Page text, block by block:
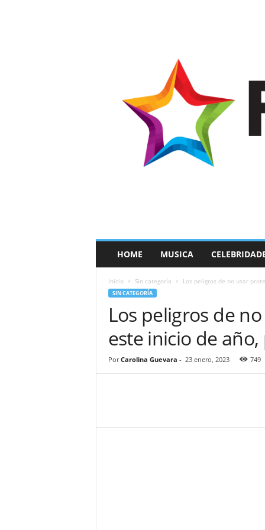
a
HOME MUSICA
Inicio Sin categoría Los peligros de no usar
SIN CATEGORÍA
Los peligros de
este inicio de
Por Carolina Guevara - 23 enero, 2023 749